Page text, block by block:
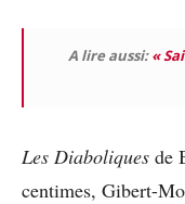
A lire aussi:«
Les Diaboliques de
centimes, Gibert-